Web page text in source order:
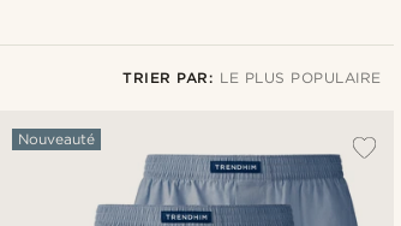
TRIER PAR: LE PLUS POPULAIRE
Nouveautés
Prix croissant
Nouveauté